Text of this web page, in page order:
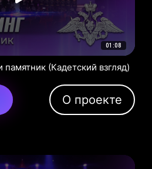
01:08
(Кадетский взгляд)
О проекте